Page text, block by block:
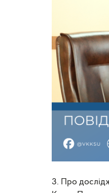
3. Про